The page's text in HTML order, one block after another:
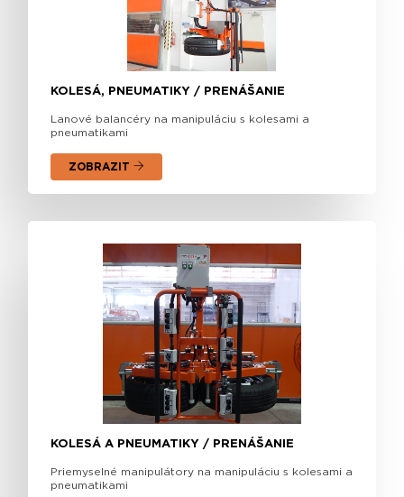
KOLESÁ, PNEUMATIKY / PRENÁŠANIE
Lanové balancéry na manipuláciu s kolesami a
pneumatikami
ZOBRAZIT
KOLESÁ A PNEUMATIKY / PRENÁŠANIE
Priemyselné manipulátory na manipuláciu s kolesami a
pneumatikami